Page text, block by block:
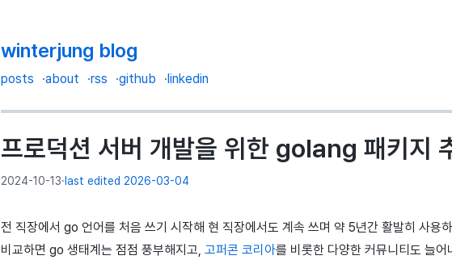
winterjung blog
posts about rss github linkedin
프로덕션 서버 개발을 위한 golang 패키지
2024-10-13· last edited 2026-03-04
전 직장에서 go 언어를 처음 쓰기 시작해 현 직장에서도 계속 쓰며 약 5년간 활발히 사용
비교하면 go 생태계는 점점 풍부해지고, 고퍼콘 코리아를 비롯한 다양한 커뮤니티도 늘어